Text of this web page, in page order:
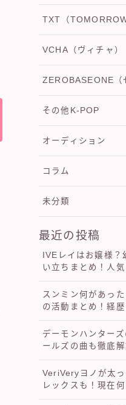
TXT（
VCHA（ヴィチャ）
ZEROBASEONE（
その他K-POP
オーディション
コラム
未分類
最近の投稿
IVEレイはお嬢様
い立ちまとめ！人気
スンミン何があっ
の活動まとめ！経歴
デーモンハンター
ールズの曲も徹底解
VeriVeryヨノが太
レックスも！現在何